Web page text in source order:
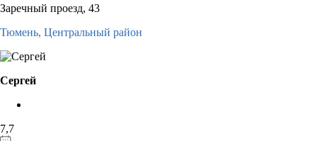
Заречный проезд, 43
Тюмень, Центральный район
Сергей
7,7